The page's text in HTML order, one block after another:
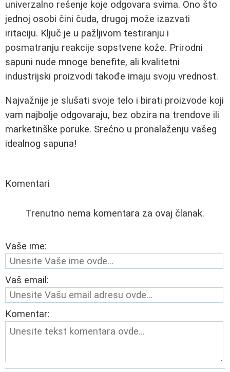
univerzalno rešenje koje odgovara svima. Ono što
jednoj osobi čini čuda, drugoj može izazvati
iritaciju. Ključ je u pažljivom testiranju i
posmatranju reakcije sopstvene kože. Prirodni
sapuni nude mnoge benefite, ali kvalitetni
industrijski proizvodi takođe imaju svoju vrednost.
Najvažnije je slušati svoje telo i birati proizvode koji
vam najbolje odgovaraju, bez obzira na trendove ili
marketinške poruke. Srećno u pronalaženju vašeg
idealnog sapuna!
Komentari
Trenutno nema komentara za ovaj članak.
Vaše ime:
Vaš email:
Komentar: